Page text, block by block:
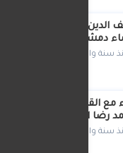
الدين محمد نصوح
دمشق تُضيء عالم
سنة واحدة
مع القارئ الموهوب
رضا البدوى
سنة واحدة